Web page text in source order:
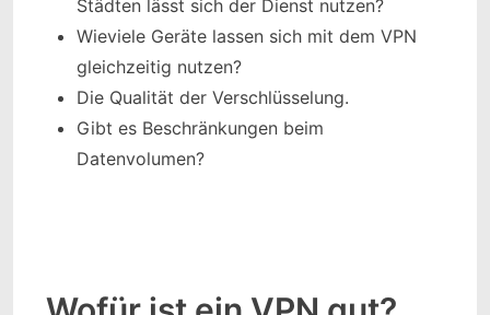
Städten lässt sich der Dienst nutzen?
Wieviele Geräte lassen sich mit dem VPN
gleichzeitig nutzen?
Die Qualität der Verschlüsselung.
Gibt es Beschränkungen beim
Datenvolumen?